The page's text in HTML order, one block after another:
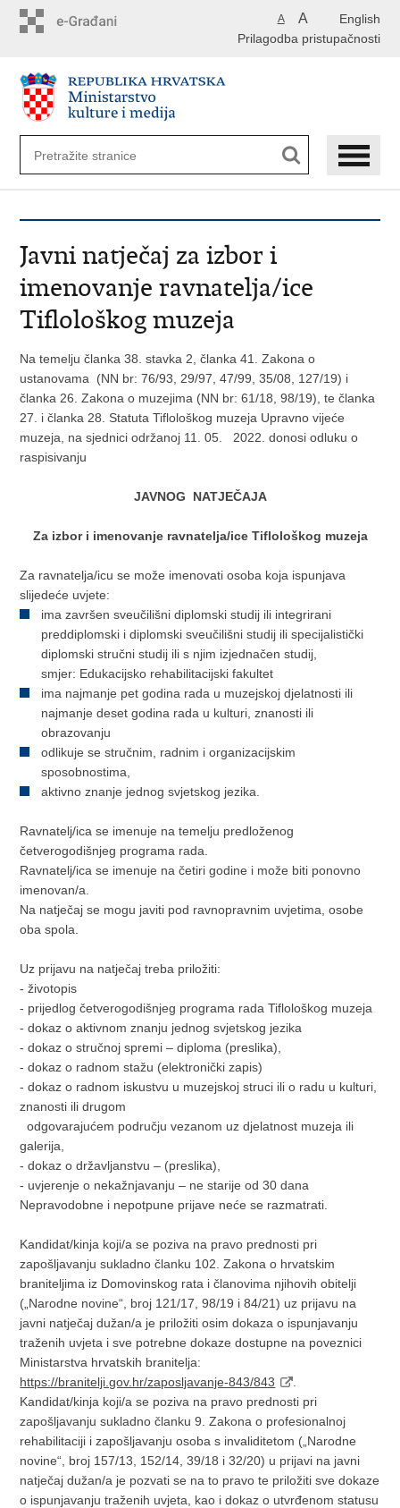
English
A A
Prilagodba pristupačnosti
Javni natječaj za izbor i
imenovanje ravnatelja/ice
Tiflološkog muzeja
Na temelju članka 38. stavka 2, članka 41. Zakona o
ustanovama (NN br: 76/93, 29/97, 47/99, 35/08, 127/19) i
članka 26. Zakona o muzejima (NN br: 61/18, 98/19), te članka
27. i članka 28. Statuta Tiflološkog muzeja Upravno vijeće
muzeja, na sjednici održanoj 11. 05. 2022. donosi odluku o
raspisivanju
JAVNOG NATJEČAJA
Za izbor i imenovanje ravnatelja/ice Tiflološkog muzeja
Za ravnatelja/icu se može imenovati osoba koja ispunjava
slijedeće uvjete:
ima završen sveučilišni diplomski studij ili integrirani
preddiplomski i diplomski sveučilišni studij ili specijalistički
diplomski stručni studij ili s njim izjednačen studij,
smjer: Edukacijsko rehabilitacijski fakultet
ima najmanje pet godina rada u muzejskoj djelatnosti ili
najmanje deset godina rada u kulturi, znanosti ili
obrazovanju
odlikuje se stručnim, radnim i organizacijskim
sposobnostima,
aktivno znanje jednog svjetskog jezika.
Ravnatelj/ica se imenuje na temelju predloženog
četverogodišnjeg programa rada.
Ravnatelj/ica se imenuje na četiri godine i može biti ponovno
imenovan/a.
Na natječaj se mogu javiti pod ravnopravnim uvjetima, osobe
oba spola.
Uz prijavu na natječaj treba priložiti:
- životopis
- prijedlog četverogodišnjeg programa rada Tiflološkog muzeja
- dokaz o aktivnom znanju jednog svjetskog jezika
- dokaz o stručnoj spremi – diploma (preslika),
- dokaz o radnom stažu (elektronički zapis)
- dokaz o radnom iskustvu u muzejskoj struci ili o radu u kulturi,
znanosti ili drugom
odgovarajućem području vezanom uz djelatnost muzeja ili
galerija,
- dokaz o državljanstvu – (preslika),
- uvjerenje o nekažnjavanju – ne starije od 30 dana
Nepravodobne i nepotpune prijave neće se razmatrati.
Kandidat/kinja koji/a se poziva na pravo prednosti pri
zapošljavanju sukladno članku 102. Zakona o hrvatskim
braniteljima iz Domovinskog rata i članovima njihovih obitelji
(„Narodne novine“, broj 121/17, 98/19 i 84/21) uz prijavu na
javni natječaj dužan/a je priložiti osim dokaza o ispunjavanju
traženih uvjeta i sve potrebne dokaze dostupne na poveznici
Ministarstva hrvatskih branitelja:
https://branitelji.gov.hr/zaposljavanje-843/843
Kandidat/kinja koji/a se poziva na pravo prednosti pri
zapošljavanju sukladno članku 9. Zakona o profesionalnoj
rehabilitaciji i zapošljavanju osoba s invaliditetom („Narodne
novine“, broj 157/13, 152/14, 39/18 i 32/20) u prijavi na javni
natječaj dužan/a je pozvati se na to pravo te priložiti sve dokaze
o ispunjavanju traženih uvjeta, kao i dokaz o utvrđenom statusu